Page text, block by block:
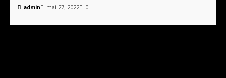
admin mai 27, 2022 0